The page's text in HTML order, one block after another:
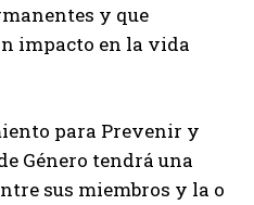
y que
impacto en la vida
para Prevenir y
Género tendrá una
sus miembros y la o